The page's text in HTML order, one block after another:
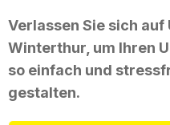
Verlassen Sie sich auf
Winterthur, um Ihren
so einfach und
gestalten.